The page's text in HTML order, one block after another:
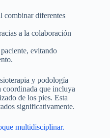
combinar diferentes
a la colaboración
evitando
y podología
coordinada que incluya
de los pies. Esta
significativamente.
multidisciplinar.